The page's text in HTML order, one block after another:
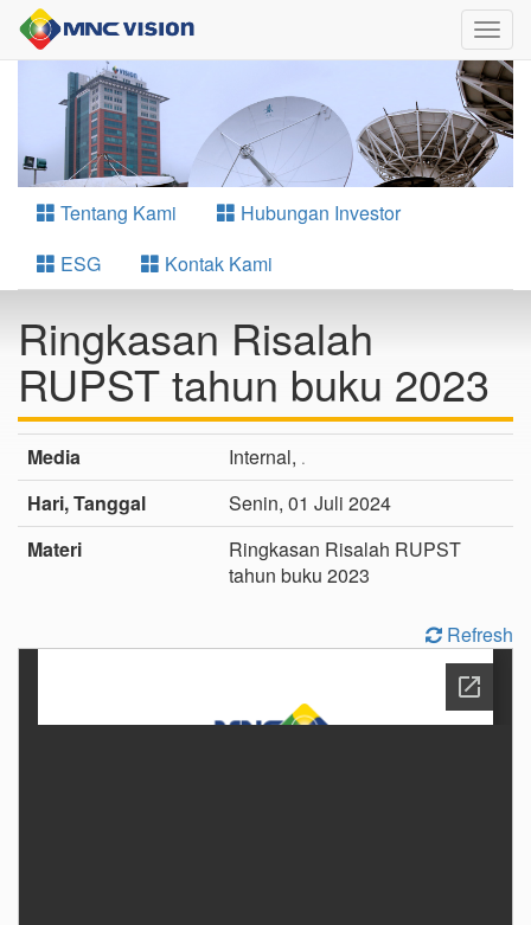
Tentang Kami
Hubungan Investor
ESG
Kontak Kami
Ringkasan Risalah
RUPST tahun buku 2023
Media Internal, .
Hari, Tanggal
Senin, 01 Juli 2024
Materi
Ringkasan Risalah RUPST
tahun buku 2023
Refresh